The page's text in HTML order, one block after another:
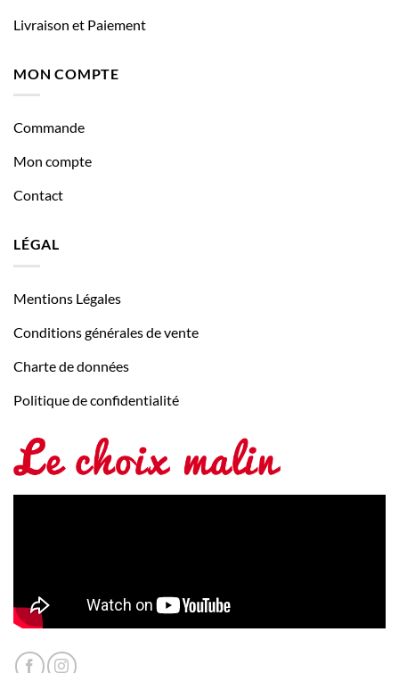
Livraison et Paiement
MON COMPTE
Commande
Mon compte
Contact
LÉGAL
Mentions Légales
Conditions générales de vente
Charte de données
Politique de confidentialité